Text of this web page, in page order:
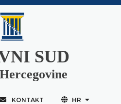
SUD
KONTAKT HR